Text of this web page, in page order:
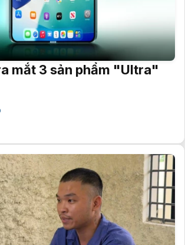
mắt 3 sản phẩm "Ultra"